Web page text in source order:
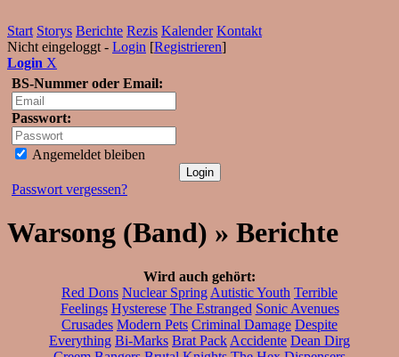
Start Storys Berichte Rezis Kalender Kontakt
Nicht eingeloggt - Login [Registrieren]
Login X
BS-Nummer oder Email:
Passwort:
Angemeldet bleiben
Passwort vergessen?
Warsong (Band) » Berichte
Wird auch gehört:
Red Dons Nuclear Spring Autistic Youth Terrible
Feelings Hysterese The Estranged Sonic Avenues
Crusades Modern Pets Criminal Damage Despite
Everything Bi-Marks Brat Pack Accidente Dean Dirg